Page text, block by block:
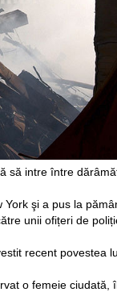
să intre între
şi a pus la
unii ofițeri de
recent povestea
o femeie ciudată,